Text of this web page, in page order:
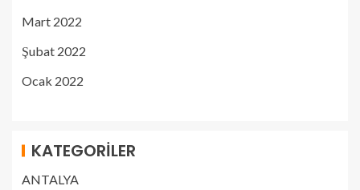
Mart 2022
Şubat 2022
Ocak 2022
KATEGORILER
ANTALYA